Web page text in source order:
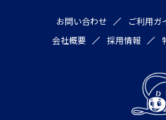
お問い合わせ ご利用ガ
会社概要
採用情報